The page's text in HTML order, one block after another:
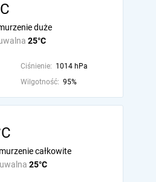
25°C
duże
Ciśnienie: 1014 hPa
Wilgotność: 95%
25°C
całkowite